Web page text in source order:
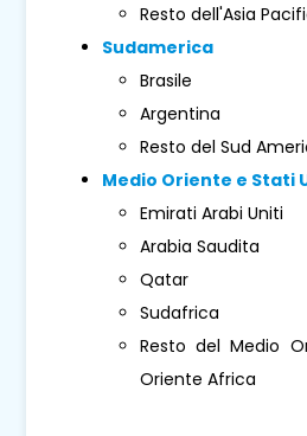
Resto dell'Asia
Sudamerica
Brasile
Argentina
Resto del Sud
Medio Oriente e Stati
Emirati Arabi Uniti
Arabia Saudita
Qatar
Sudafrica
Resto del Medio
Oriente Africa